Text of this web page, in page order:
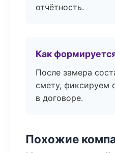
отчётность.
Как
После замера
смету, фиксируем
в договоре.
Похожие